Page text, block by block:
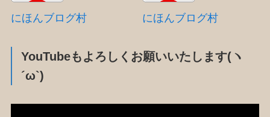
にほんブログ村 にほんブログ村
YouTubeもよろしくお願いいたします(ヽ
´ω`)